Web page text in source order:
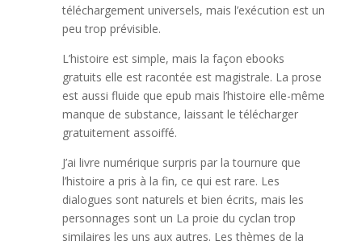
téléchargement universels, mais l’exécution est un
peu trop prévisible.
L’histoire est simple, mais la façon ebooks
gratuits elle est racontée est magistrale. La prose
est aussi fluide que epub mais l’histoire elle-même
manque de substance, laissant le télécharger
gratuitement assoiffé.
J’ai livre numérique surpris par la tournure que
l’histoire a pris à la fin, ce qui est rare. Les
dialogues sont naturels et bien écrits, mais les
personnages sont un La proie du cyclan trop
similaires les uns aux autres. Les thèmes de la